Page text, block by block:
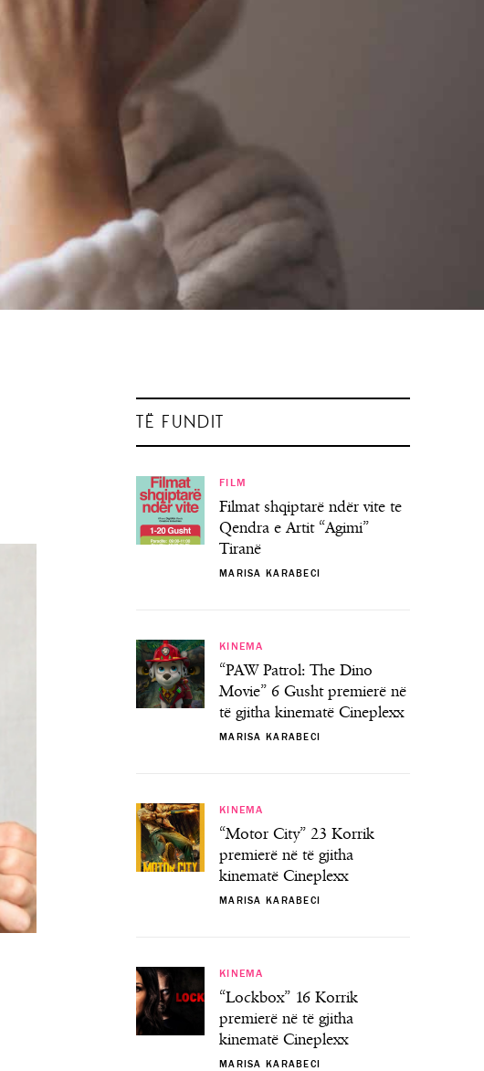
TË FUNDIT
FILM
Filmat shqiptarë ndër vite te
Qendra e Artit “Agimi”
Tiranë
MARISA KARABECI
KINEMA
“PAW Patrol: The Dino
Movie” 6 Gusht premierë në
të gjitha kinematë Cineplexx
MARISA KARABECI
KINEMA
“Motor City” 23 Korrik
premierë në të gjitha
kinematë Cineplexx
MARISA KARABECI
KINEMA
“Lockbox” 16 Korrik
premierë në të gjitha
kinematë Cineplexx
MARISA KARABECI